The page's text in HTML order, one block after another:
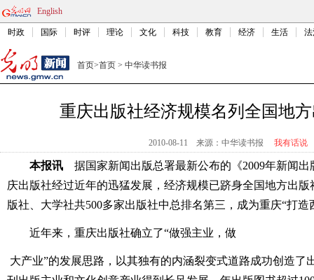
English
时政 国际 时评 理论 文化 科技 教育 经济 生活
首页>首页 > 中华读书报
重庆出版社经济规模名列全国地
2010-08-11 来源：中华读书报 我有话说
本报讯 据国家新闻出版总署最新公布的《2009年新闻出
庆出版社经过近年的迅猛发展，经济规模已跻身全国地方出
版社、大学社共500多家出版社中总排名第三，成为重庆“打
近年来，重庆出版社确立了“做强主业，做
大产业”的发展思路，以其独有的内涵裂变式道路成功创造了